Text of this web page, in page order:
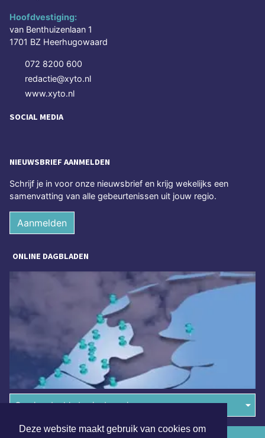
Deze website maakt gebruik van cookies om
Hoofdvestiging:
van Benthuizenlaan 1
1701 BZ Heerhugowaard
072 8200 600
redactie@xyto.nl
www.xyto.nl
SOCIAL MEDIA
NIEUWSBRIEF AANMELDEN
Schrijf je in voor onze nieuwsbrief en krijg wekelijks een
samenvatting van alle gebeurtenissen uit jouw regio.
Aanmelden
ONLINE DAGBLADEN
Overige dagbladen in de regio